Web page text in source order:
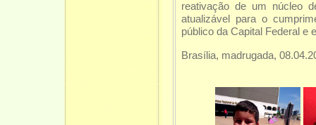
reativação de um núcleo
atualizável para o
público da Capital Federal e
Brasília, madrugada,